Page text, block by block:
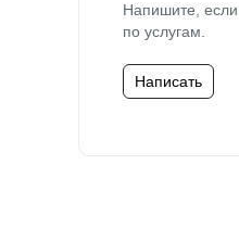
Напишите,
по услугам.
Написать